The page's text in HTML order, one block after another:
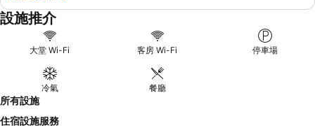
設施推介
大堂 Wi-Fi 客房 Wi-Fi 停車場
冷氣 餐廳
所有設施
住宿設施服務